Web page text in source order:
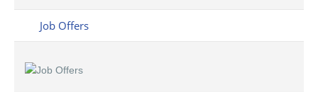
Job Offers